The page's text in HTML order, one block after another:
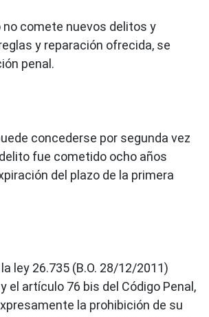
no comete nuevos delitos y
y reparación ofrecida, se
penal.
concederse por segunda vez
fue cometido ocho años
del plazo de la primera
ley 26.735 (B.O. 28/12/2011)
el artículo 76 bis del Código Penal,
la prohibición de su